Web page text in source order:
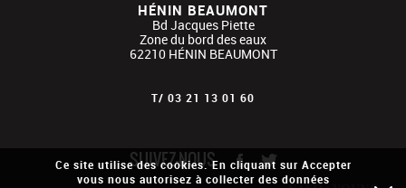
HÉNIN BEAUMONT
Bd Jacques Piette
Zone du bord des eaux
62210 HÉNIN BEAUMONT
T/ 03 21 13 01 60
SUIVEZ-NOUS
Ce site utilise des cookies. En cliquant sur Accepter
vous nous autorisez à collecter des données